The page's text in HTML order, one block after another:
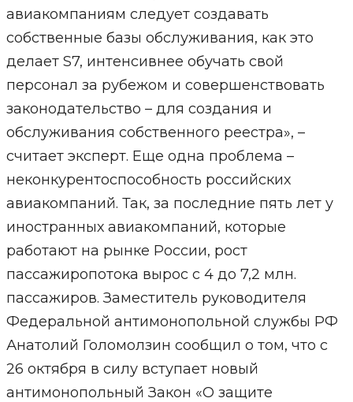
авиакомпаниям следует создавать
собственные базы обслуживания, как это
делает S7, интенсивнее обучать свой
персонал за рубежом и совершенствовать
законодательство – для создания и
обслуживания собственного реестра», –
считает эксперт. Еще одна проблема –
неконкурентоспособность российских
авиакомпаний. Так, за последние пять лет у
иностранных авиакомпаний, которые
работают на рынке России, рост
пассажиропотока вырос с 4 до 7,2 млн.
пассажиров. Заместитель руководителя
Федеральной антимонопольной службы РФ
Анатолий Голомолзин сообщил о том, что с
26 октября в силу вступает новый
антимонопольный Закон «О защите